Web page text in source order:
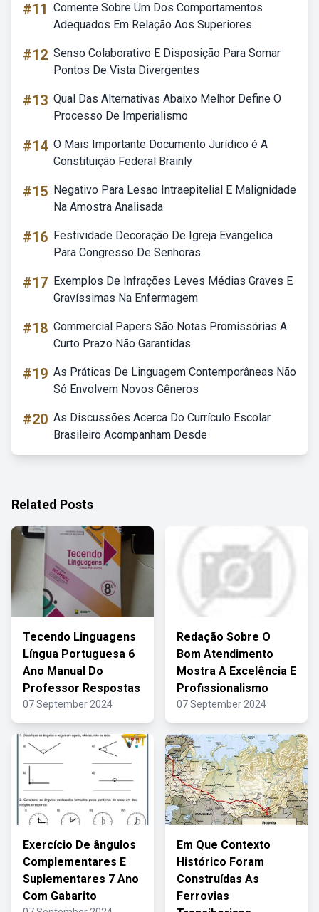
#11 Comente Sobre Um Dos Comportamentos
Adequados Em Relação Aos Superiores
#12 Senso Colaborativo E Disposição Para Somar
Pontos De Vista Divergentes
#13 Qual Das Alternativas Abaixo Melhor Define O
Processo De Imperialismo
#14 O Mais Importante Documento Jurídico é A
Constituição Federal Brainly
#15 Negativo Para Lesao Intraepitelial E Malignidade
Na Amostra Analisada
#16 Festividade Decoração De Igreja Evangelica
Para Congresso De Senhoras
#17 Exemplos De Infrações Leves Médias Graves E
Gravíssimas Na Enfermagem
#18 Commercial Papers São Notas Promissórias A
Curto Prazo Não Garantidas
#19 As Práticas De Linguagem Contemporâneas Não
Só Envolvem Novos Gêneros
#20 As Discussões Acerca Do Currículo Escolar
Brasileiro Acompanham Desde
Related Posts
Tecendo Linguagens
Língua Portuguesa 6
Ano Manual Do
Professor Respostas
07 September 2024
Redação Sobre O
Bom Atendimento
Mostra A Excelência E
Profissionalismo
07 September 2024
Exercício De ângulos
Complementares E
Suplementares 7 Ano
Com Gabarito
Em Que Contexto
Histórico Foram
Construídas As
Ferrovias